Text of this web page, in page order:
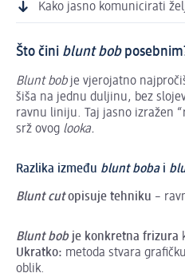
Kako jasno komunicirati
Što čini blunt bob
Blunt bobje vjerojatno
šiša na jednu duljinu, bez
ravnu liniju. Taj jasno izražen
srž ovog looka.
Razlika između blunt bobai
Blunt cutopisuje tehniku –
Blunt bobje konkretna frizura
Ukratko: metoda stvara
oblik.